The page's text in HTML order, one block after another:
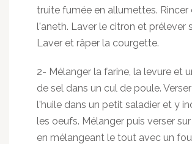
truite fumée en allumettes. Rincer
l'aneth. Laver le citron et prélever
Laver et râper la courgette.
2- Mélanger la farine, la levure et
de sel dans un cul de poule.
l'huile dans un petit saladier et y
les oeufs. Mélanger puis verser
en mélangeant le tout avec un